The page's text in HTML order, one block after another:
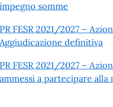
impegno somme
PR FESR 2021/2027 –
Aggiudicazione definitiva
PR FESR 2021/2027 –
ammessi a partecipare alla